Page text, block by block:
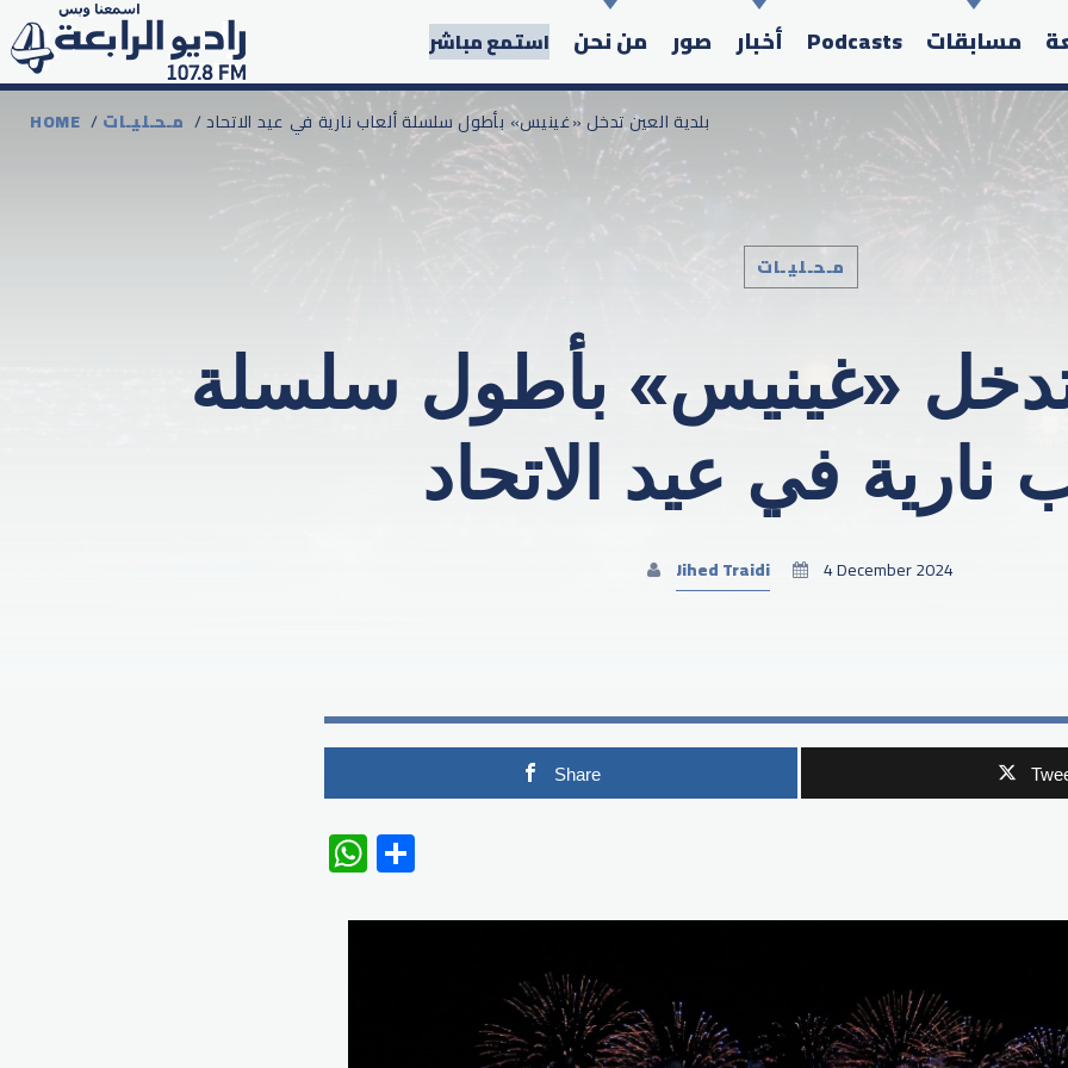
مسابقات Podcasts أخبار صور من نحن استمع مباشر
Search in the website:
HOME /مـحـليـات / بلدية العين تدخل «غينيس» بأطول سلسلة ألعاب نارية في عيد الاتحاد
مـحـليـات
تدخل «غينيس» بأطول سلسلة
نارية في عيد الاتحاد
Jihed Traidi 4 December 2024
Share
WhatsApp